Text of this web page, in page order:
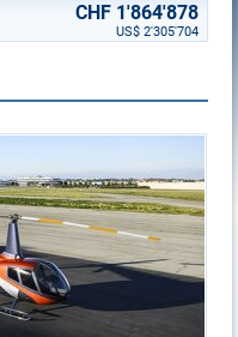
CHF 1'864'878
US$ 2'305'704